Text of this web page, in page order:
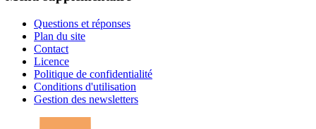
Questions et réponses
Plan du site
Contact
Licence
Politique de confidentialité
Conditions d'utilisation
Gestion des newsletters